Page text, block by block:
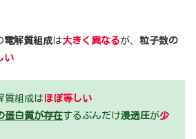
電解質組成は大きく異なるが、 粒子数の
い
質組成はほぼ等しい
蛋白質が存在するぶんだけ浸透圧が少